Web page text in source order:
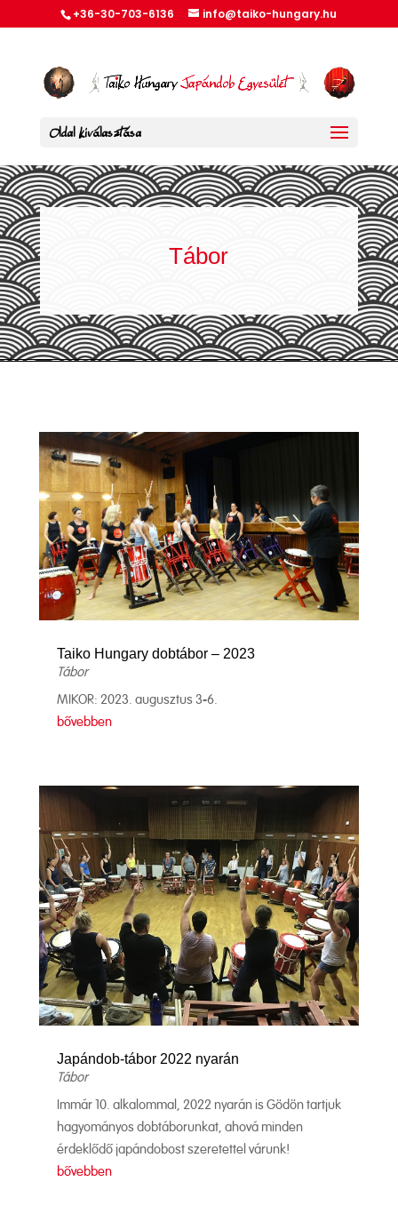
+36-30-703-6136 info@taiko-hungary.hu
Oldal kiválasztása
Tábor
Taiko Hungary dobtábor – 2023
Tábor
MIKOR: 2023. augusztus 3-6.
bővebben
Japándob-tábor 2022 nyarán
Tábor
Immár 10. alkalommal, 2022 nyarán is Gödön tartjuk
hagyományos dobtáborunkat, ahová minden
érdeklődő japándobost szeretettel várunk!
bővebben